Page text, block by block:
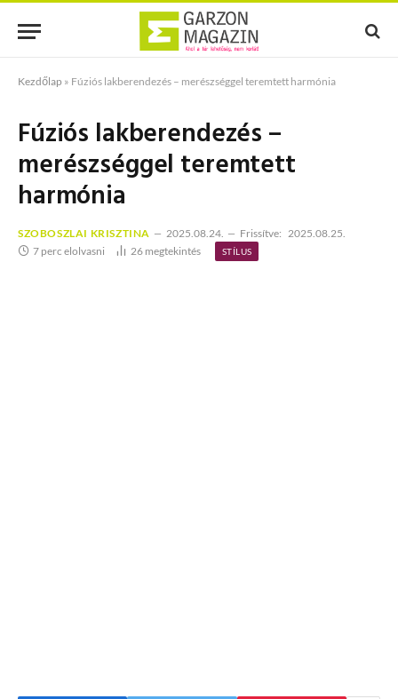
Kezdőlap » Fúziós lakberendezés – merészséggel teremtett harmónia
Fúziós lakberendezés –
merészséggel teremtett
harmónia
SZOBOSZLAI KRISZTINA 2025.08.24. Frissítve: 2025.08.25.
7 perc elolvasni
26 megtekintés STÍLUS